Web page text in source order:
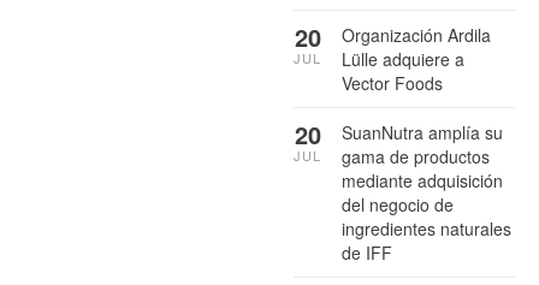
Organización Ardila
Lülle adquiere a
Vector Foods
20
JUL
SuanNutra amplía su
gama de productos
mediante adquisición
del negocio de
ingredientes naturales
de IFF
20
JUL